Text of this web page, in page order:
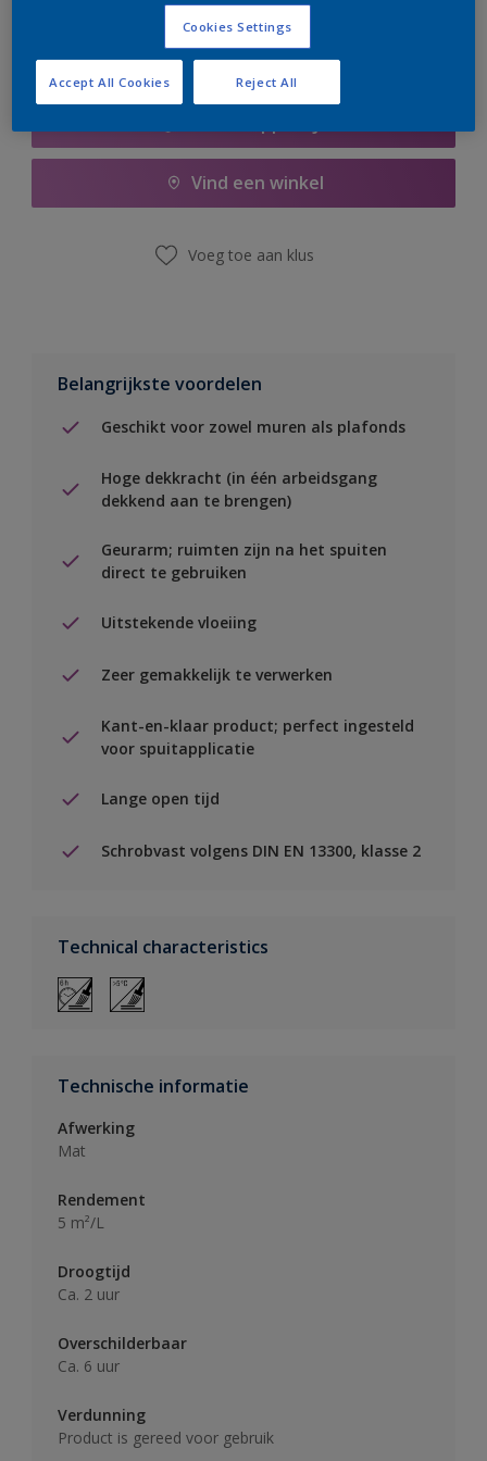
Vind een winkel
Voeg toe aan klus
Belangrijkste voordelen
Geschikt voor zowel muren als plafonds
Hoge dekkracht (in één arbeidsgang
dekkend aan te brengen)
Geurarm; ruimten zijn na het spuiten
direct te gebruiken
Uitstekende vloeiing
Zeer gemakkelijk te verwerken
Kant-en-klaar product; perfect ingesteld
voor spuitapplicatie
Lange open tijd
Schrobvast volgens DIN EN 13300, klasse 2
Technical characteristics
Technische informatie
Afwerking
Mat
Rendement
5 m²/L
Droogtijd
Ca. 2 uur
Overschilderbaar
Ca. 6 uur
Verdunning
Product is gereed voor gebruik
Cookies Settings
Reject All
Accept All Cookies